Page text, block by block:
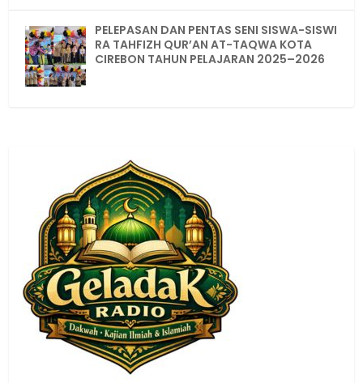
PELEPASAN DAN PENTAS SENI SISWA-SISWI
RA TAHFIZH QUR’AN AT-TAQWA KOTA
CIREBON TAHUN PELAJARAN 2025–2026